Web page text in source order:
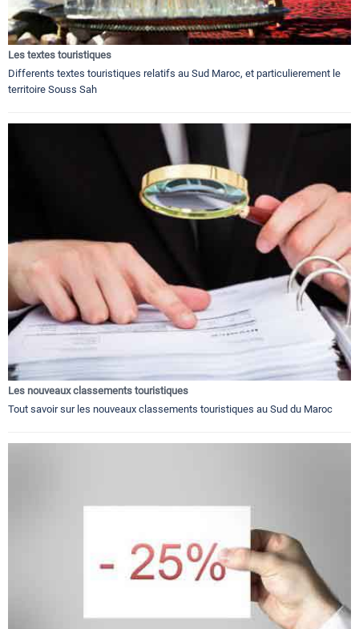
Les textes touristiques
Differents textes touristiques relatifs au Sud Maroc, et particulierement le
territoire Souss Sah
Les nouveaux classements touristiques
Tout savoir sur les nouveaux classements touristiques au Sud du Maroc